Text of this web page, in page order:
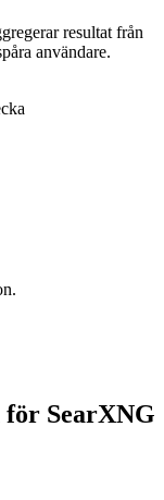
resultat från
användare.
SearXNG